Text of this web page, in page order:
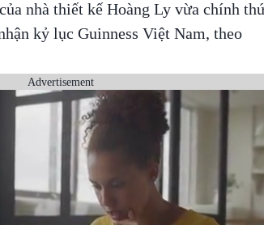
nhà thiết kế Hoàng Ly vừa chính
kỷ lục Guinness Việt Nam, theo
Advertisement